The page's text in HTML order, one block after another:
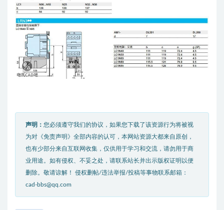
声明： 您必须遵守我们的协议，如果您下载了该资源行为将被视
为对《免责声明》全部内容的认可，本网站资源大都来自原创，
也有少部分来自互联网收集，仅供用于学习和交流，请勿用于商
业用途。如有侵权、不妥之处，请联系站长并出示版权证明以便
删除。敬请谅解！ 侵权删帖/违法举报/投稿等事物联系邮箱：
cad-bbs@qq.com